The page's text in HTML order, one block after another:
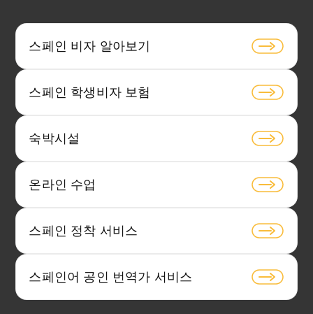
스페인 비자 알아보기
스페인 학생비자 보험
숙박시설
온라인 수업
스페인 정착 서비스
스페인어 공인 번역가 서비스